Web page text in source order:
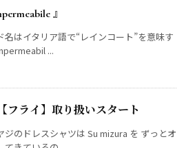
』
名はイタリア語で“レインコート”を意味す
...
フライ】取り扱いスタート
ジのドレスシャツは Su mizura を ずっとオ